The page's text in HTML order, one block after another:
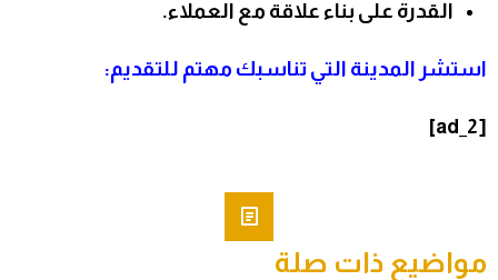
القدرة على بناء علاقة مع العملاء.
استشر المدينة التي تناسبك مهتم للتقديم:
[ad_2]
مواضيع ذات صلة